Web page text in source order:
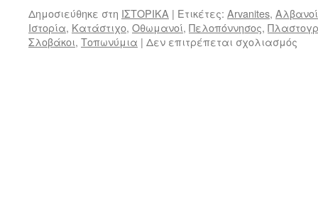
Δημοσιεύθηκε στη ΙΣΤΟΡΙΚΑ | Ετικέτες: Arvanites, Αλβανοί
Ιστορία, Κατάστιχο, Οθωμανοί, Πελοπόννησος,
Σλοβάκοι, Τοπωνύμια | Δεν επιτρέπεται σχολιασμός